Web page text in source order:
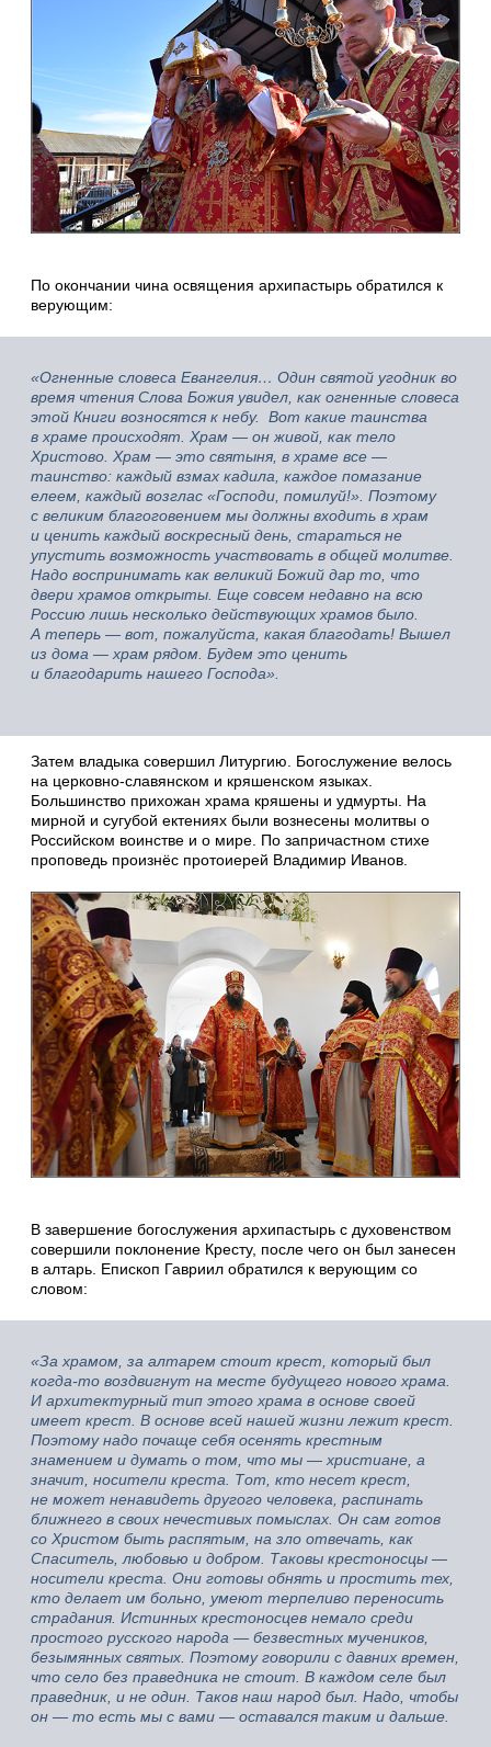
По окончании чина освящения архипастырь обратился к
верующим:
«Огненные словеса Евангелия… Один святой угодник во
время чтения Слова Божия увидел, как огненные словеса
этой Книги возносятся к небу. Вот какие таинства
в храме происходят. Храм — он живой, как тело
Христово. Храм — это святыня, в храме все —
таинство: каждый взмах кадила, каждое помазание
елеем, каждый возглас «Господи, помилуй!». Поэтому
с великим благоговением мы должны входить в храм
и ценить каждый воскресный день, стараться не
упустить возможность участвовать в общей молитве.
Надо воспринимать как великий Божий дар то, что
двери храмов открыты. Еще совсем недавно на всю
Россию лишь несколько действующих храмов было.
А теперь — вот, пожалуйста, какая благодать! Вышел
из дома — храм рядом. Будем это ценить
и благодарить нашего Господа».
Затем владыка совершил Литургию. Богослужение велось
на церковно-славянском и кряшенском языках.
Большинство прихожан храма кряшены и удмурты. На
мирной и сугубой ектениях были вознесены молитвы о
Российском воинстве и о мире. По запричастном стихе
проповедь произнёс протоиерей Владимир Иванов.
В завершение богослужения архипастырь с духовенством
совершили поклонение Кресту, после чего он был занесен
в алтарь. Епископ Гавриил обратился к верующим со
словом:
«За храмом, за алтарем стоит крест, который был
когда-то воздвигнут на месте будущего нового храма.
И архитектурный тип этого храма в основе своей
имеет крест. В основе всей нашей жизни лежит крест.
Поэтому надо почаще себя осенять крестным
знамением и думать о том, что мы — христиане, а
значит, носители креста. Тот, кто несет крест,
не может ненавидеть другого человека, распинать
ближнего в своих нечестивых помыслах. Он сам готов
со Христом быть распятым, на зло отвечать, как
Спаситель, любовью и добром. Таковы крестоносцы —
носители креста. Они готовы обнять и простить тех,
кто делает им больно, умеют терпеливо переносить
страдания. Истинных крестоносцев немало среди
простого русского народа — безвестных мучеников,
безымянных святых. Поэтому говорили с давних времен,
что село без праведника не стоит. В каждом селе был
праведник, и не один. Таков наш народ был. Надо, чтобы
он — то есть мы с вами — оставался таким и дальше.